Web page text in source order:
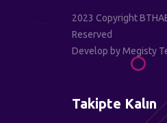
2023 Copyright
Reserved
Develop byMegisty
Takipte Kalın